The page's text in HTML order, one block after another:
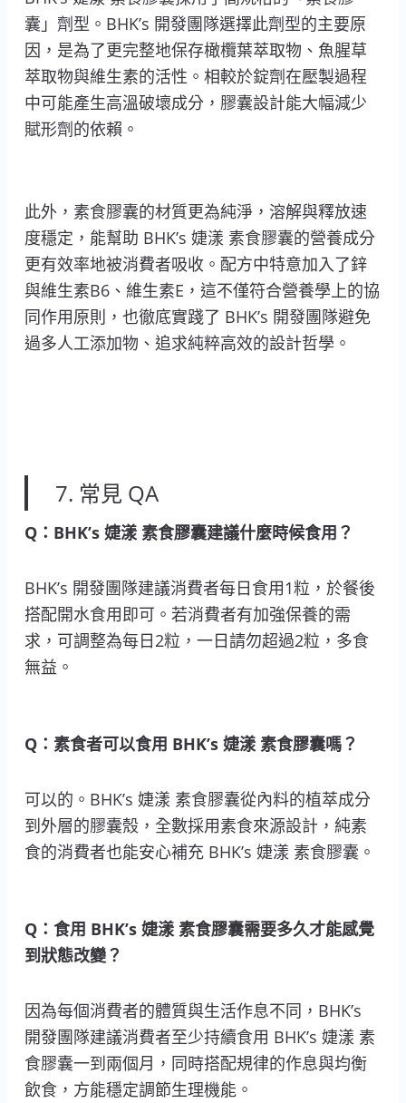
囊」劑型。BHK’s 開發團隊選擇此劑型的主要原
因，是為了更完整地保存橄欖葉萃取物、魚腥草
萃取物與維生素的活性。相較於錠劑在壓製過程
中可能產生高溫破壞成分，膠囊設計能大幅減少
賦形劑的依賴。
此外，素食膠囊的材質更為純淨，溶解與釋放速
度穩定，能幫助 BHK’s 婕漾 素食膠囊的營養成分
更有效率地被消費者吸收。配方中特意加入了鋅
與維生素B6、維生素E，這不僅符合營養學上的協
同作用原則，也徹底實踐了 BHK’s 開發團隊避免
過多人工添加物、追求純粹高效的設計哲學。
7. 常見 QA
Q：BHK’s 婕漾 素食膠囊建議什麼時候食用？
BHK’s 開發團隊建議消費者每日食用1粒，於餐後
搭配開水食用即可。若消費者有加強保養的需
求，可調整為每日2粒，一日請勿超過2粒，多食
無益。
Q：素食者可以食用 BHK’s 婕漾 素食膠囊嗎？
可以的。BHK’s 婕漾 素食膠囊從內料的植萃成分
到外層的膠囊殼，全數採用素食來源設計，純素
食的消費者也能安心補充 BHK’s 婕漾 素食膠囊。
Q：食用 BHK’s 婕漾 素食膠囊需要多久才能感覺
到狀態改變？
因為每個消費者的體質與生活作息不同，BHK’s
開發團隊建議消費者至少持續食用 BHK’s 婕漾 素
食膠囊一到兩個月，同時搭配規律的作息與均衡
飲食，方能穩定調節生理機能。